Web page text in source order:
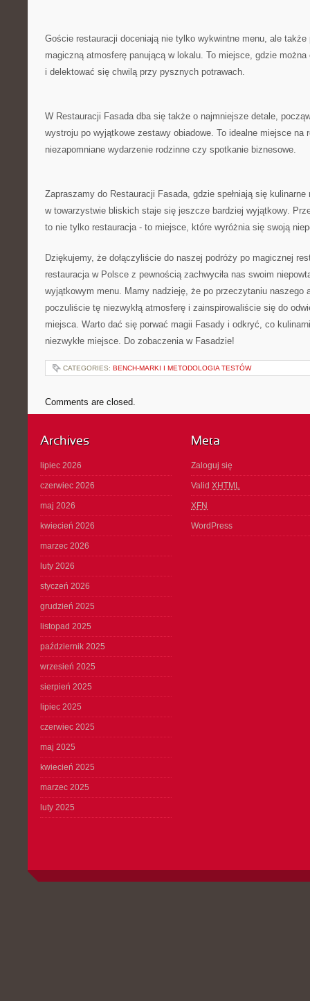
Goście‌ restauracji ​doceniają nie tylko⁢ wykwintne menu, ale także
‌magiczną⁤ atmosferę panującą w lokalu. To miejsce, gdzie
​i delektować⁤ się chwilą przy⁣ pysznych potrawach.
W Restauracji Fasada dba‍ się także o najmniejsze⁤ detale,
wystroju po​ wyjątkowe zestawy obiadowe. To idealne miejsce na
niezapomniane wydarzenie rodzinne czy spotkanie biznesowe.
Zapraszamy do‌ Restauracji Fasada, ⁣gdzie spełniają się
w towarzystwie‌ bliskich staje się⁤ jeszcze bardziej wyjątkowy.
to nie​ tylko restauracja ‌- to miejsce, które wyróżnia się ⁣swoją
Dziękujemy, że dołączyliście do ⁣naszej podróży po magicznej
‍restauracja w Polsce z pewnością​ zachwyciła⁣ nas ⁣swoim⁤
⁣wyjątkowym ​menu. Mamy nadzieję, że po przeczytaniu naszego
poczuliście tę ‌niezwykłą atmosferę i zainspirowaliście się do
miejsca. Warto dać się⁤ porwać magii Fasady i odkryć, co
niezwykłe miejsce. Do zobaczenia​ w Fasadzie!
CATEGORIES: BENCH-MARKI I METODOLOGIA TESTÓW
Comments are closed.
Archives
lipiec 2026
czerwiec 2026
maj 2026
kwiecień 2026
marzec 2026
luty 2026
styczeń 2026
grudzień 2025
listopad 2025
październik 2025
wrzesień 2025
sierpień 2025
lipiec 2025
czerwiec 2025
maj 2025
kwiecień 2025
marzec 2025
luty 2025
Meta
Zaloguj się
Valid XHTML
XFN
WordPress